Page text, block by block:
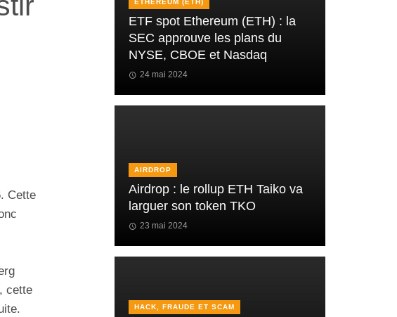
Cette
cette
ETHEREUM (ETH)
ETF spot Ethereum (ETH) : la
SEC approuve les plans du
NYSE, CBOE et Nasdaq
24 mai 2024
AIRDROP
Airdrop : le rollup ETH Taiko va
larguer son token TKO
23 mai 2024
HACK, FRAUDE ET SCAM